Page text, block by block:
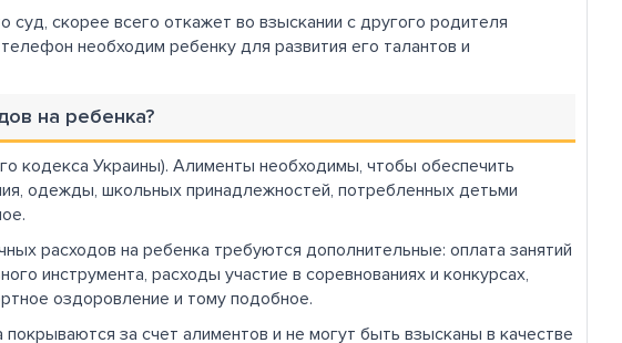
скорее всего откажет во взыскании с другого родителя
необходим ребенку для развития его талантов и
на ребенка?
кодекса Украины). Алименты необходимы, чтобы обеспечить
одежды, школьных принадлежностей, потребленных детьми
расходов на ребенка требуются дополнительные: оплата занятий
инструмента, расходы участие в соревнованиях и конкурсах,
оздоровление и тому подобное.
за счет алиментов и не могут быть взысканы в качестве